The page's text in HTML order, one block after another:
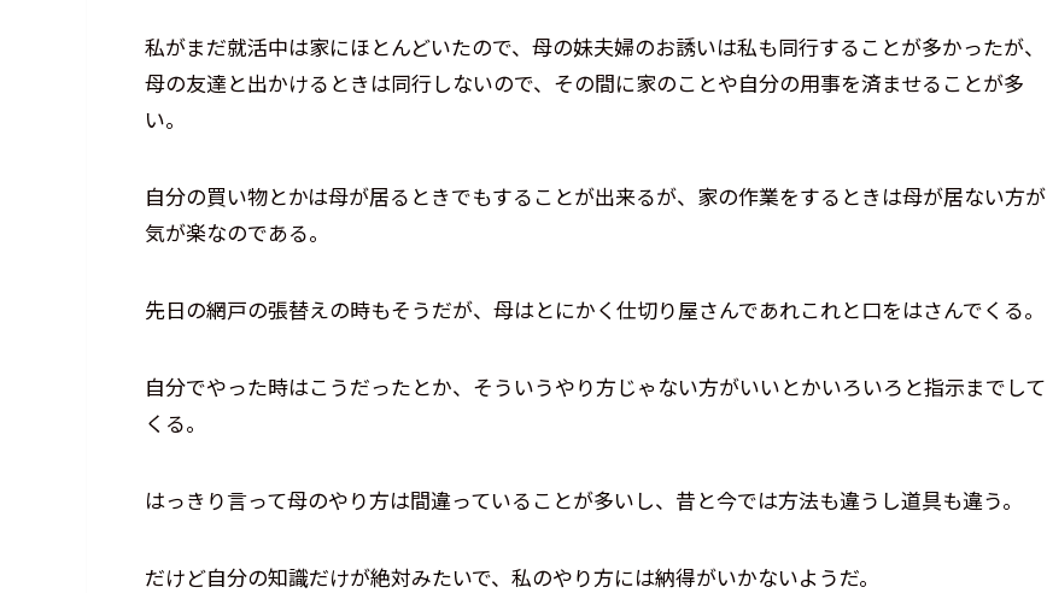
私がまだ就活中は家にほとんどいたので、母の妹夫婦のお誘いは私も同行することが多かったが、
母の友達と出かけるときは同行しないので、その間に家のことや自分の用事を済ませることが多
い。
自分の買い物とかは母が居るときでもすることが出来るが、家の作業をするときは母が居ない方が
気が楽なのである。
先日の網戸の張替えの時もそうだが、母はとにかく仕切り屋さんであれこれと口をはさんでくる。
自分でやった時はこうだったとか、そういうやり方じゃない方がいいとかいろいろと指示までして
くる。
はっきり言って母のやり方は間違っていることが多いし、昔と今では方法も違うし道具も違う。
だけど自分の知識だけが絶対みたいで、私のやり方には納得がいかないようだ。